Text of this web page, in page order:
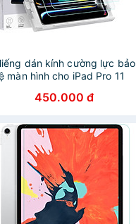
dán kính cường lực bảo
màn hình cho iPad Pro 11
Tempered-Glass Screen
- Hàng Chính Hãng
450.000 đ